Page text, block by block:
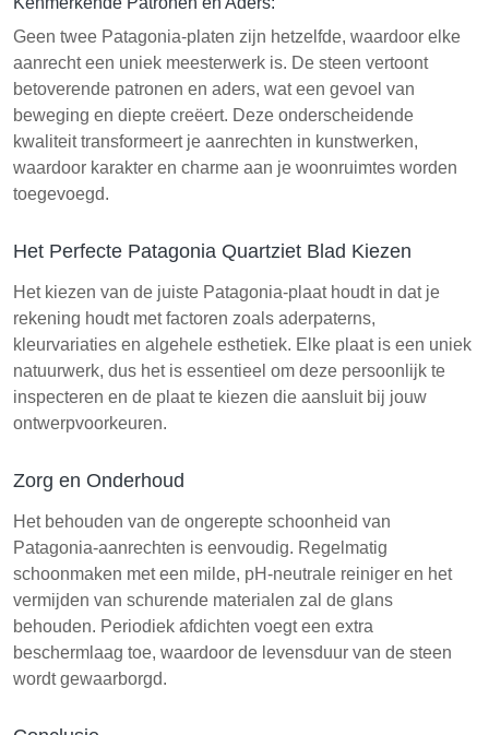
Geen twee Patagonia-platen zijn hetzelfde, waardoor elke
aanrecht een uniek meesterwerk is. De steen vertoont
betoverende patronen en aders, wat een gevoel van
beweging en diepte creëert. Deze onderscheidende
kwaliteit transformeert je aanrechten in kunstwerken,
waardoor karakter en charme aan je woonruimtes worden
toegevoegd.
Het Perfecte Patagonia Quartziet Blad Kiezen
Het kiezen van de juiste Patagonia-plaat houdt in dat je
rekening houdt met factoren zoals aderpaterns,
kleurvariaties en algehele esthetiek. Elke plaat is een uniek
natuurwerk, dus het is essentieel om deze persoonlijk te
inspecteren en de plaat te kiezen die aansluit bij jouw
ontwerpvoorkeuren.
Zorg en Onderhoud
Het behouden van de ongerepte schoonheid van
Patagonia-aanrechten is eenvoudig. Regelmatig
schoonmaken met een milde, pH-neutrale reiniger en het
vermijden van schurende materialen zal de glans
behouden. Periodiek afdichten voegt een extra
beschermlaag toe, waardoor de levensduur van de steen
wordt gewaarborgd.